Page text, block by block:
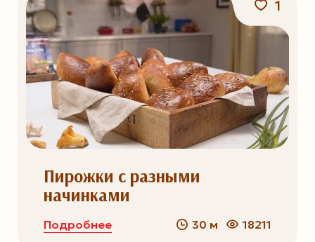
1
Пирожки с разными
начинками
Подробнее 30 м 18211